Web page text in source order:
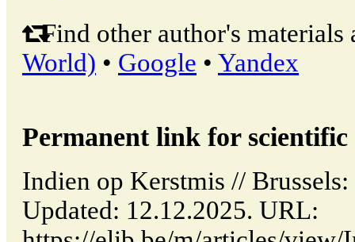
Find other author's materials
World) • Google • Yandex
Permanent link for
Indien op Kerstmis //
Updated: 12.12.2025. URL: